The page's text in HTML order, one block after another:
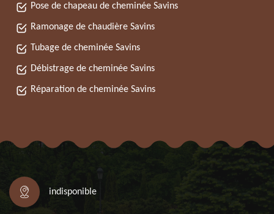
Pose de chapeau de cheminée Savins
Ramonage de chaudière Savins
Tubage de cheminée Savins
Débistrage de cheminée Savins
Réparation de cheminée Savins
indisponible